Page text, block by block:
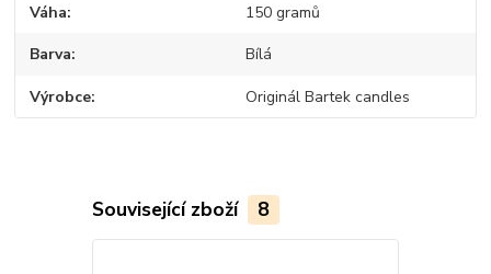
Váha 150 gramů
Barva Bílá
Výrobce Originál Bartek candles
Související zboží 8